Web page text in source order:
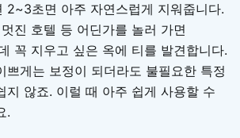
2~3초면 아주 자연스럽게 지워줍니다.
진 호텔 등 어딘가를 놀러 가면
꼭 지우고 싶은 옥에 티를 발견합니다.
쁘게는 보정이 되더라도 불필요한 특정
지 않죠. 이럴 때 아주 쉽게 사용할 수
.